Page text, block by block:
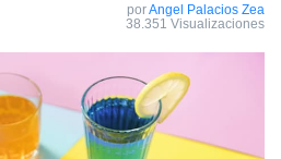
porAngel Palacios Zea
38.351 Visualizaciones